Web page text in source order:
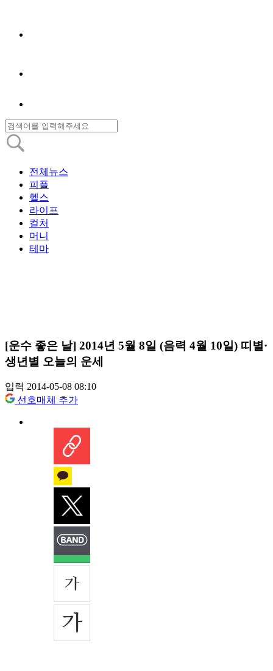
전체뉴스
피플
헬스
라이프
컬처
머니
테마
[운수 좋은 날] 2014년 5월 8일 (음력 4월 10일) 띠별·
생년별 오늘의 운세
입력 2014-05-08 08:10
선호매체 추가